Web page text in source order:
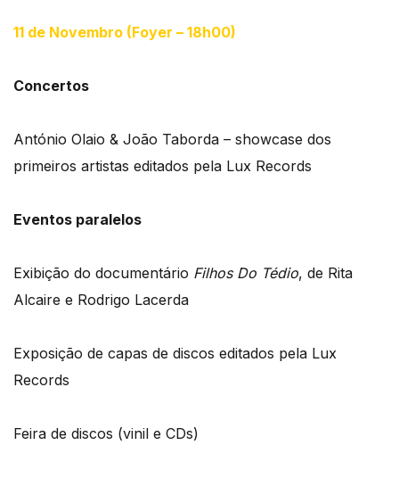
11 de Novembro (Foyer – 18h00)
Concertos
António Olaio & João Taborda – showcase dos
primeiros artistas editados pela Lux Records
Eventos paralelos
Exibição do documentário Filhos Do Tédio, de Rita
Alcaire e Rodrigo Lacerda
Exposição de capas de discos editados pela Lux
Records
Feira de discos (vinil e CDs)